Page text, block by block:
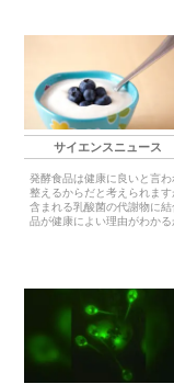
サイエンスニュース
発酵食品は健康に良いと言
整えるからだと考えられま
含まれる乳酸菌の代謝物に
品が健康によい理由がわかる